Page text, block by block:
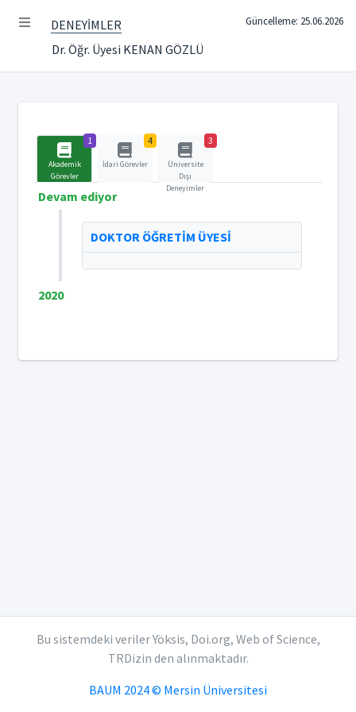
DENEYİMLER
Dr. Öğr. Üyesi KENAN GÖZLÜ
Güncelleme: 25.06.2026
1
Akademik
Görevler
4
İdari Görevler
3
Üniversite
Dışı
Deneyimler
Devam ediyor
DOKTOR ÖĞRETİM ÜYESİ
2020
Bu sistemdeki veriler Yöksis, Doi.org, Web of Science,
TRDizin den alınmaktadır.
BAUM 2024 © Mersin Üniversitesi